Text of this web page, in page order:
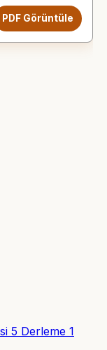
PDF Görüntüle
5 Derleme 1